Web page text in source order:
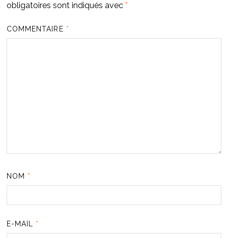
obligatoires sont indiqués avec *
COMMENTAIRE *
NOM *
E-MAIL *